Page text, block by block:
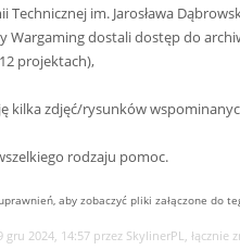
Technicznej im. Jarosława
Wargaming dostali dostęp do
projektach),
kilka zdjęć/rysunków
rodzaju pomoc.
aby zobaczyć pliki załączone do
2024, 14:57 przez SkylinerPL, łącznie